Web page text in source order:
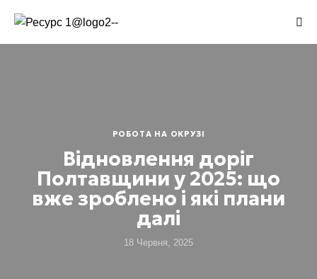
РОБОТА НА ОКРУЗІ
Відновлення доріг
Полтавщини у 2025: що
вже зроблено і які плани
далі
18 Червня, 2025